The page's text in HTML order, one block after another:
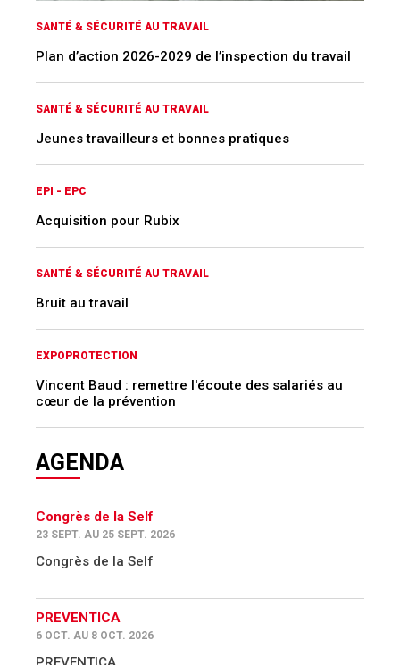
SANTÉ & SÉCURITÉ AU TRAVAIL
Plan d’action 2026-2029 de l’inspection du travail
SANTÉ & SÉCURITÉ AU TRAVAIL
Jeunes travailleurs et bonnes pratiques
EPI - EPC
Acquisition pour Rubix
SANTÉ & SÉCURITÉ AU TRAVAIL
Bruit au travail
EXPOPROTECTION
Vincent Baud : remettre l'écoute des salariés au
cœur de la prévention
AGENDA
Congrès de la Self
23 SEPT. AU 25 SEPT. 2026
Congrès de la Self
PREVENTICA
6 OCT. AU 8 OCT. 2026